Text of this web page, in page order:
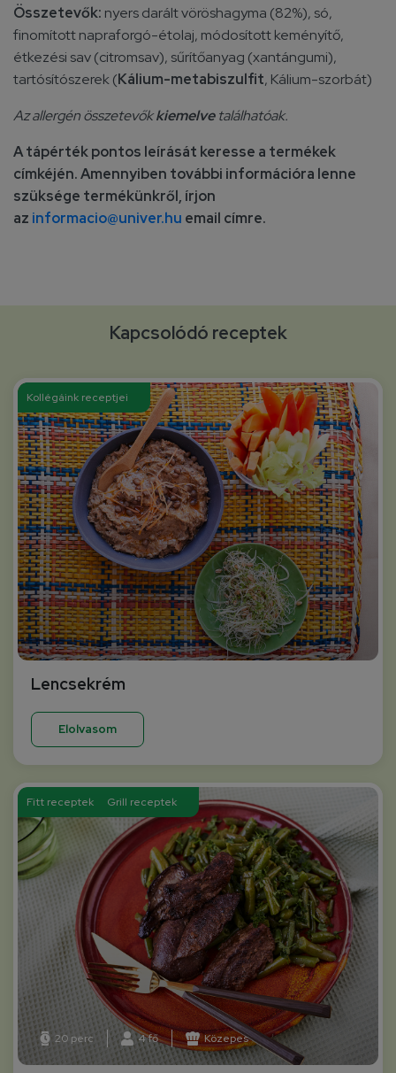
Összetevők: nyers darált vöröshagyma (82%), só,
finomított napraforgó-étolaj, módosított keményítő,
étkezési sav (citromsav), sűrítőanyag (xantángumi),
tartósítószerek (Kálium-metabiszulfit, Kálium-szorbát)
Az allergén összetevőkkiemelvetalálhatóak.
A tápérték pontos leírását keresse a termékek
címkéjén. Amennyiben további információra lenne
szüksége termékünkről, írjon
az informacio@univer.hu email címre.
Kapcsolódó receptek
Kollégáink receptjei
Lencsekrém
Elolvasom
Fitt receptek Grill receptek
20 perc 4 fő Közepes